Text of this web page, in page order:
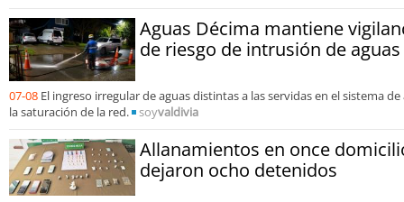
Aguas Décima mantiene
de riesgo de intrusión de
07-08 El ingreso irregular de aguas distintas a las servidas en el sistema
la saturación de la red.
soyvaldivia
Allanamientos en once
dejaron ocho detenidos